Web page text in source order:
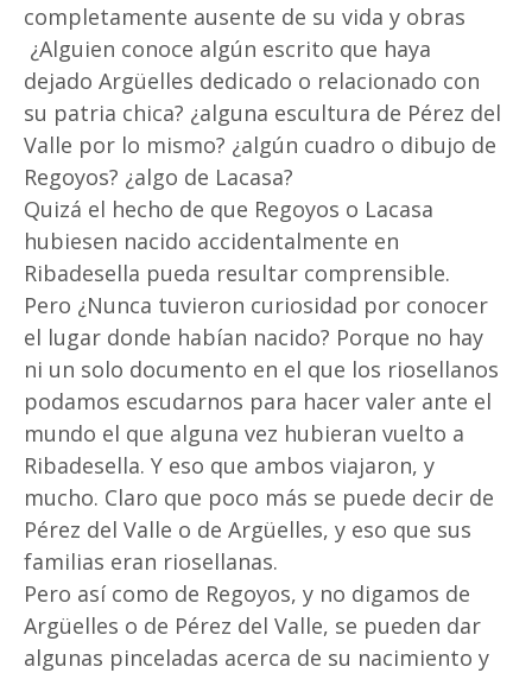
completamente ausente de su vida y obras
¿Alguien conoce algún escrito que haya
dejado Argüelles dedicado o relacionado con
su patria chica? ¿alguna escultura de Pérez del
Valle por lo mismo? ¿algún cuadro o dibujo de
Regoyos? ¿algo de Lacasa?
Quizá el hecho de que Regoyos o Lacasa
hubiesen nacido accidentalmente en
Ribadesella pueda resultar comprensible.
Pero ¿Nunca tuvieron curiosidad por conocer
el lugar donde habían nacido? Porque no hay
ni un solo documento en el que los riosellanos
podamos escudarnos para hacer valer ante el
mundo el que alguna vez hubieran vuelto a
Ribadesella. Y eso que ambos viajaron, y
mucho. Claro que poco más se puede decir de
Pérez del Valle o de Argüelles, y eso que sus
familias eran riosellanas.
Pero así como de Regoyos, y no digamos de
Argüelles o de Pérez del Valle, se pueden dar
algunas pinceladas acerca de su nacimiento y